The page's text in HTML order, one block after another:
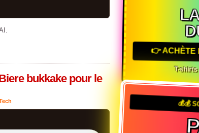
bukkake pour le
👉 ACHÈTE
T-shirts
💰💰